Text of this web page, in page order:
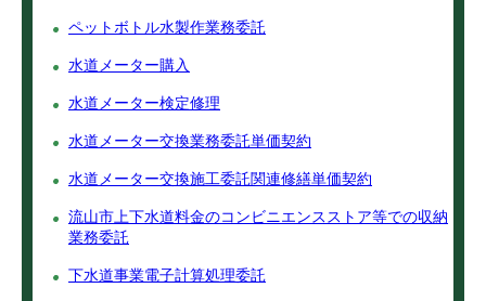
ペットボトル水製作業務委託
水道メーター購入
水道メーター検定修理
水道メーター交換業務委託単価契約
水道メーター交換施工委託関連修繕単価契約
流山市上下水道料金のコンビニエンスストア等での収納
業務委託
下水道事業電子計算処理委託